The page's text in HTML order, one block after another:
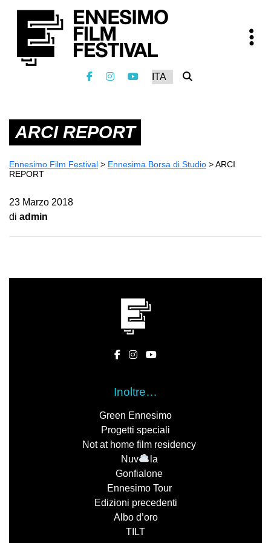
ARCI REPORT
Ennesimo Film Festival > Ennesima Borsa di Studio > ARCI
REPORT
23 Marzo 2018
di admin
Inoltre…
Green Ennesimo
Progetti speciali
Not at home film residency
Nuv
la
Gonfialone
Ennesimo Tour
Edizioni precedenti
Albo d’oro
TILT